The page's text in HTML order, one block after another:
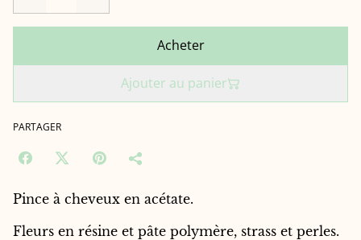
Acheter
Ajouter au panier
PARTAGER
Pince à cheveux en acétate.
Fleurs en résine et pâte polymère, strass et perles.